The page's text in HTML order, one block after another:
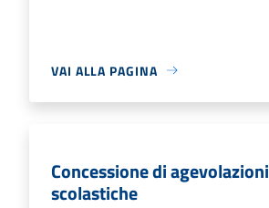
VAI ALLA PAGINA
Concessione di agevolazioni
scolastiche